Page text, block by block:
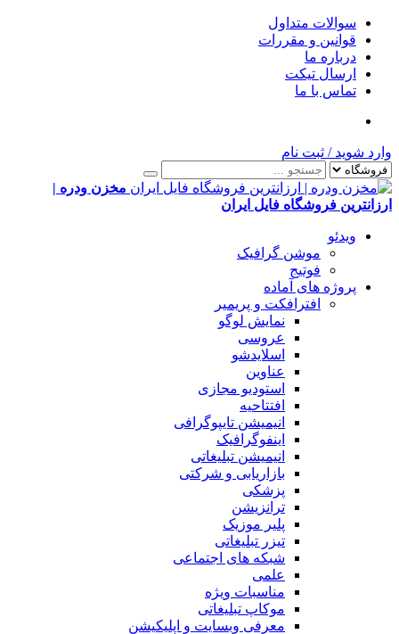
سوالات متداول
قوانین و مقررات
درباره ما
ارسال تیکت
تماس با ما
وارد شوید / ثبت نام
مخزن ودره |
ارزانترین فروشگاه فایل ایران
ویدئو
موشن گرافیک
فوتیج
پروژه های آماده
افترافکت و پریمیر
نمایش لوگو
عروسی
اسلایدشو
عناوین
استودیو مجازی
افتتاحیه
انیمیشن تایپوگرافی
اینفوگرافیک
انیمیشن تبلیغاتی
بازاریابی و شرکتی
پزشکی
ترانزیشن
پلیر موزیک
تیزر تبلیغاتی
شبکه های اجتماعی
علمی
مناسبات ویژه
موکاپ تبلیغاتی
معرفی وبسایت و اپلیکیشن